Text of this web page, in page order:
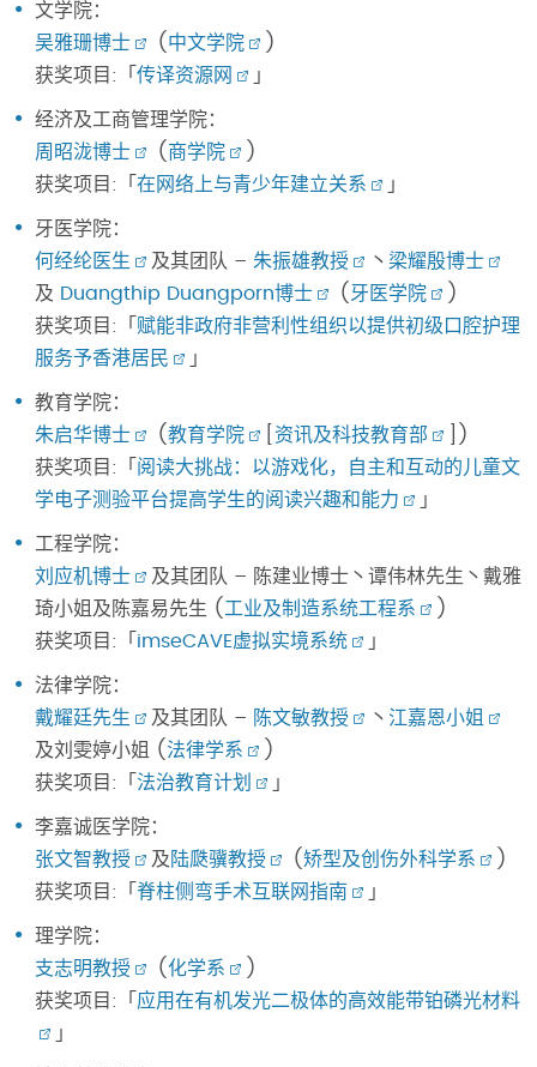
文学院：
吴雅珊博士
( 中文学院
)
获奖项目:「 传译资源网 」
经济及工商管理学院：
周昭泷博士
( 商学院
)
获奖项目:「 在网络上与青少年建立关系 」
牙医学院：
何经纶医生
及其团队 – 朱振雄教授 丶 梁耀殷博士
及 Duangthip Duangporn博士 ( 牙医学院
)
获奖项目:「 赋能非政府非营利性组织以提供初级口腔护理
服务予香港居民
」
教育学院：
朱启华博士
( 教育学院 资讯及科技教育部
])
获奖项目:「 阅读大挑战：以游戏化，自主和互动的儿童文
学电子测验平台提高学生的阅读兴趣和能力
」
工程学院：
刘应机博士
及其团队 – 陈建业博士丶谭伟林先生丶戴雅
琦小姐及陈嘉易先生 ( 工业及制造系统工程系
)
获奖项目:「 imseCAVE虚拟实境系统 」
法律学院：
戴耀廷先生
及其团队 – 陈文敏教授 丶 江嘉恩小姐
及刘雯婷小姐 ( 法律学系
)
获奖项目:「 法治教育计划 」
李嘉诚医学院：
张文智教授
及陆瓞骥教授 ( 矫型及创伤外科学系
)
获奖项目:「 脊柱侧弯手术互联网指南 」
理学院：
支志明教授
( 化学系
)
获奖项目:「 应用在有机发光二极体的高效能带铂磷光材料
」